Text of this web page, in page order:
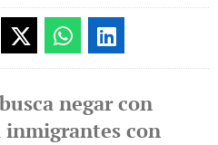
negar con
inmigrantes con